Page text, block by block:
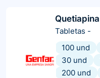
Quetiapina
Tabletas -
100 und
30 und
200 und